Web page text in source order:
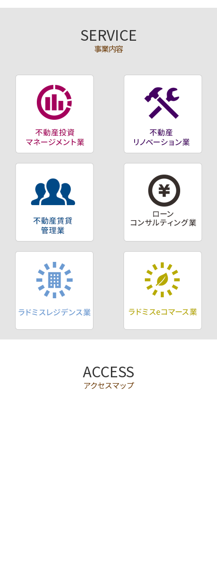
SERVICE
事業内容
ACCESS
アクセスマップ